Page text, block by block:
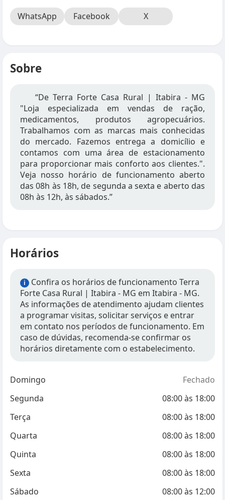
WhatsApp Facebook X
Sobre
“De Terra Forte Casa Rural | Itabira - MG
"Loja especializada em vendas de ração,
medicamentos, produtos agropecuários.
Trabalhamos com as marcas mais conhecidas
do mercado. Fazemos entrega a domicílio e
contamos com uma área de estacionamento
para proporcionar mais conforto aos clientes.".
Veja nosso horário de funcionamento aberto
das 08h às 18h, de segunda a sexta e aberto das
08h às 12h, às sábados.”
Horários
i
Confira os horários de funcionamento Terra
Forte Casa Rural | Itabira - MG em Itabira - MG.
As informações de atendimento ajudam clientes
a programar visitas, solicitar serviços e entrar
em contato nos períodos de funcionamento. Em
caso de dúvidas, recomenda-se confirmar os
horários diretamente com o estabelecimento.
Domingo
Fechado
Segunda
08:00às 18:00
Terça
08:00às 18:00
Quarta
08:00às 18:00
Quinta
08:00às 18:00
Sexta
08:00às 18:00
Sábado
08:00às 12:00